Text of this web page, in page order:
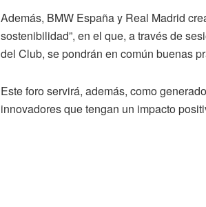
Además, BMW España y Real Madrid
sostenibilidad”, en el que, a través de
del Club, se pondrán en común buenas
Este foro servirá, además, como
innovadores que tengan un impacto